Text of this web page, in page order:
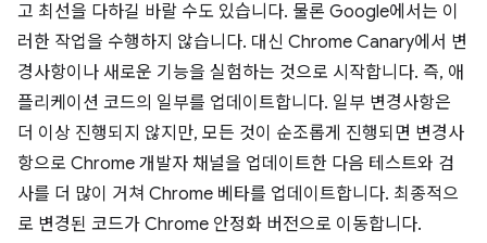
고 최선을 다하길 바랄 수도 있습니다. 물론 Google에서는 이
러한 작업을 수행하지 않습니다. 대신 Chrome Canary에서 변
경사항이나 새로운 기능을 실험하는 것으로 시작합니다. 즉, 애
플리케이션 코드의 일부를 업데이트합니다. 일부 변경사항은
더 이상 진행되지 않지만, 모든 것이 순조롭게 진행되면 변경사
항으로 Chrome 개발자 채널을 업데이트한 다음 테스트와 검
사를 더 많이 거쳐 Chrome 베타를 업데이트합니다. 최종적으
로 변경된 코드가 Chrome 안정화 버전으로 이동합니다.